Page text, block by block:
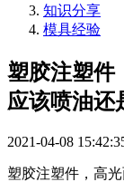
知识分享
模具经验
塑胶注塑件
应该喷油还
2021-04-08
塑胶注塑件，高